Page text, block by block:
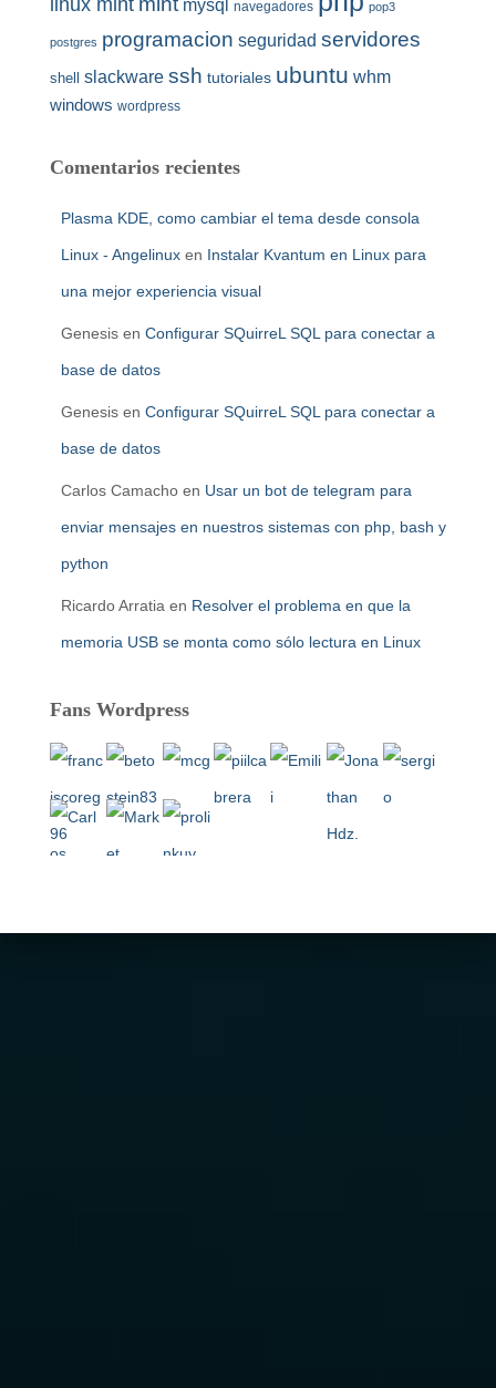
navegadores pop3
postgres programacion seguridad servidores
shell slackware ssh tutoriales ubuntu whm
windows wordpress
Comentarios recientes
Plasma KDE, como cambiar el tema desde consola
Linux - Angelinux en Instalar Kvantum en Linux para
una mejor experiencia visual
Genesis en Configurar SQuirreL SQL para conectar a
base de datos
Genesis en Configurar SQuirreL SQL para conectar a
base de datos
Carlos Camacho en Usar un bot de telegram para
enviar mensajes en nuestros sistemas con php, bash y
python
Ricardo Arratia en Resolver el problema en que la
memoria USB se monta como sólo lectura en Linux
Fans Wordpress